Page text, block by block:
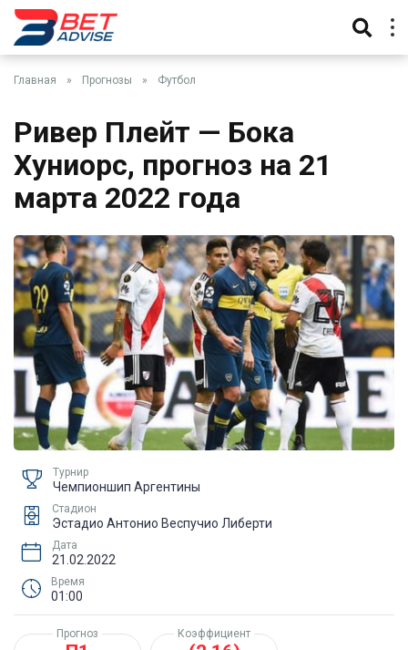
Главная » Прогнозы » Футбол
Ривер Плейт — Бока
Хуниорс, прогноз на 21
марта 2022 года
Турнир
Чемпионшип Аргентины
Стадион
Эстадио Антонио Веспучио Либерти
Дата
21.02.2022
Время
01:00
Прогноз Коэффициент